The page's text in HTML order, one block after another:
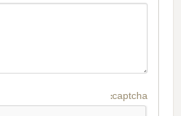
captcha: